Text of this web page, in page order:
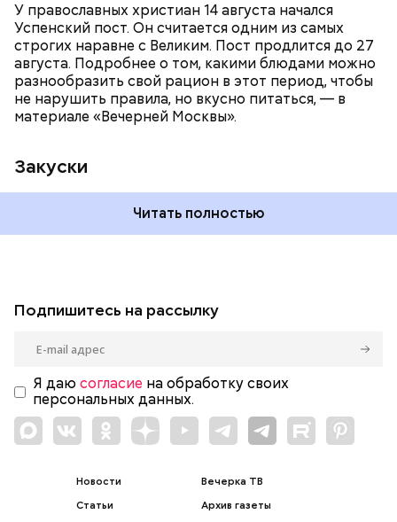
У православных христиан 14 августа начался
Успенский пост. Он считается одним из самых
строгих наравне с Великим. Пост продлится до 27
августа. Подробнее о том, какими блюдами можно
разнообразить свой рацион в этот период, чтобы
не нарушить правила, но вкусно питаться, — в
материале «Вечерней Москвы».
Закуски
Читать полностью
Подпишитесь на рассылку
Я даю согласие на обработку своих
персональных данных.
Новости
Статьи
Вечерка ТВ
Архив газеты